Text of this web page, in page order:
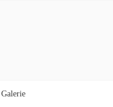
Galerie